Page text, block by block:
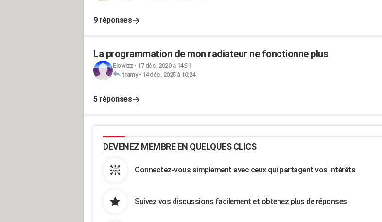
9 réponses
La programmation de mon radiateur ne fonctionne plus
Elowizz - 17 déc. 2020 à 14:51
tramy- 14 déc. 2025 à 10:24
5 réponses
DEVENEZ MEMBRE EN QUELQUES CLICS
Connectez-vous simplement avec ceux qui partagent vos intérêts
Suivez vos discussions facilement et obtenez plus de réponses